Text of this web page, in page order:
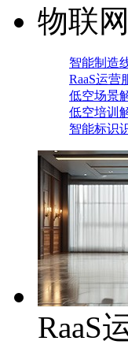
物联网
智能制造
RaaS运营
低空场景
低空培训
智能标识
RaaS